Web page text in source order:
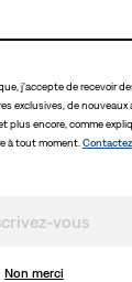
j'accepte de recevoir
exclusives, de
plus encore, comme
à tout moment.
vous
Non merci